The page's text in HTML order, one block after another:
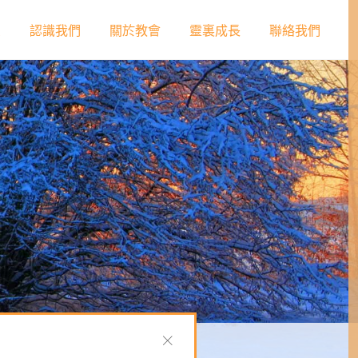
認識我們 關於教會 靈裏成長 聯絡我們